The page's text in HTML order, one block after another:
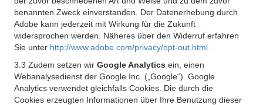
benannten Zweck einverstanden. Der Datenerhebung durch
Adobe kann jederzeit mit Wirkung für die Zukunft
widersprochen werden. Näheres über den Widerruf erfahren
Sie unter http://www.adobe.com/privacy/opt-out.html
3.3 Zudem setzen wir Google Analytics ein, einen
Webanalysedienst der Google Inc. („Google“). Google
Analytics verwendet gleichfalls Cookies. Die durch die
Cookies erzeugten Informationen über Ihre Benutzung dieser